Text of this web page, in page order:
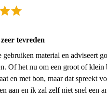
tevreden
gebruiken material en adviseert
Of het nu om een groot of
en met bon, maar dat spreekt
aan en ik zal zelf niet snel een